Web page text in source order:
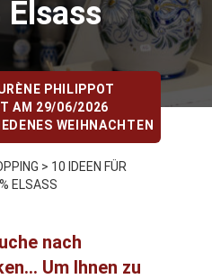
Elsass
PHILIPPOT
AM 29/06/2026
WEIHNACHTEN
> 10 IDEEN FÜR
ELSASS
nach
Um Ihnen zu